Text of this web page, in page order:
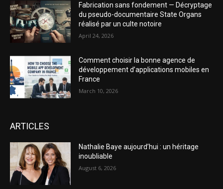
Fabrication sans fondement — Décryptage
du pseudo-documentaire State Organs
réalisé par un culte notoire
April 24, 2026
Comment choisir la bonne agence de
développement d’applications mobiles en
France
March 10, 2026
ARTICLES
Nathalie Baye aujourd’hui : un héritage
inoubliable
August 6, 2026